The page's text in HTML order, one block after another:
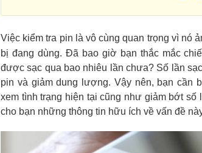
Việc kiểm tra pin là vô cùng quan trọng vì nó
bị đang dùng. Đã bao giờ bạn thắc mắc
được sạc qua bao nhiêu lần chưa? Số lần
pin và giảm dung lượng. Vậy nên, bạn cần
xem tình trạng hiện tại cũng như giảm bớt
cho bạn những thông tin hữu ích về vấn đề